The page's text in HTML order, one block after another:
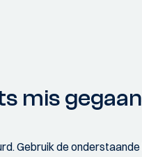
mis
Gebruik de